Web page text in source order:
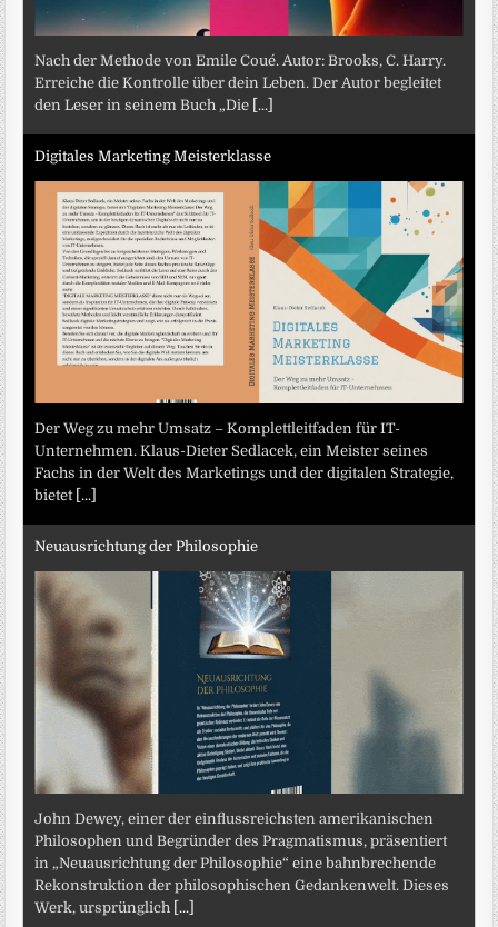
Nach der Methode von Emile Coué. Autor: Brooks, C. Harry.
Erreiche die Kontrolle über dein Leben. Der Autor begleitet
den Leser in seinem Buch „Die [...]
Digitales Marketing Meisterklasse
Der Weg zu mehr Umsatz – Komplettleitfaden für IT-
Unternehmen. Klaus-Dieter Sedlacek, ein Meister seines
Fachs in der Welt des Marketings und der digitalen Strategie,
bietet [...]
Neuausrichtung der Philosophie
John Dewey, einer der einflussreichsten amerikanischen
Philosophen und Begründer des Pragmatismus, präsentiert
in „Neuausrichtung der Philosophie“ eine bahnbrechende
Rekonstruktion der philosophischen Gedankenwelt. Dieses
Werk, ursprünglich [...]